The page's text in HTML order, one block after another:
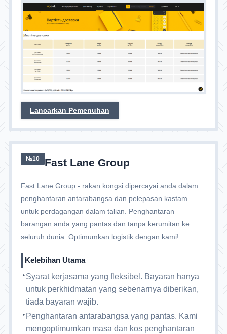
Lancarkan Pemenuhan
№10 Fast Lane Group
Fast Lane Group - rakan kongsi dipercayai anda dalam
penghantaran antarabangsa dan pelepasan kastam
untuk perdagangan dalam talian. Penghantaran
barangan anda yang pantas dan tanpa kerumitan ke
seluruh dunia. Optimumkan logistik dengan kami!
Kelebihan Utama
Syarat kerjasama yang fleksibel. Bayaran hanya
untuk perkhidmatan yang sebenarnya diberikan,
tiada bayaran wajib.
Penghantaran antarabangsa yang pantas. Kami
mengoptimumkan masa dan kos penghantaran